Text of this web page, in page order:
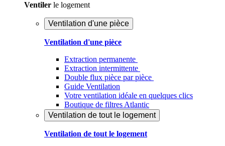
Ventiler le logement
Ventilation d'une pièce
Ventilation d'une pièce
Extraction permanente
Extraction intermittente
Double flux pièce par pièce
Guide Ventilation
Votre ventilation idéale en quelques clics
Boutique de filtres Atlantic
Ventilation de tout le logement
Ventilation de tout le logement